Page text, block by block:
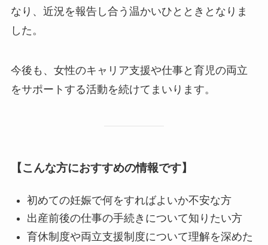
なり、近況を報告し合う温かいひとときとなりま
した。
今後も、女性のキャリア支援や仕事と育児の両立
をサポートする活動を続けてまいります。
【こんな方におすすめの情報です】
初めての妊娠で何をすればよいか不安な方
出産前後の仕事の手続きについて知りたい方
育休制度や両立支援制度について理解を深めた